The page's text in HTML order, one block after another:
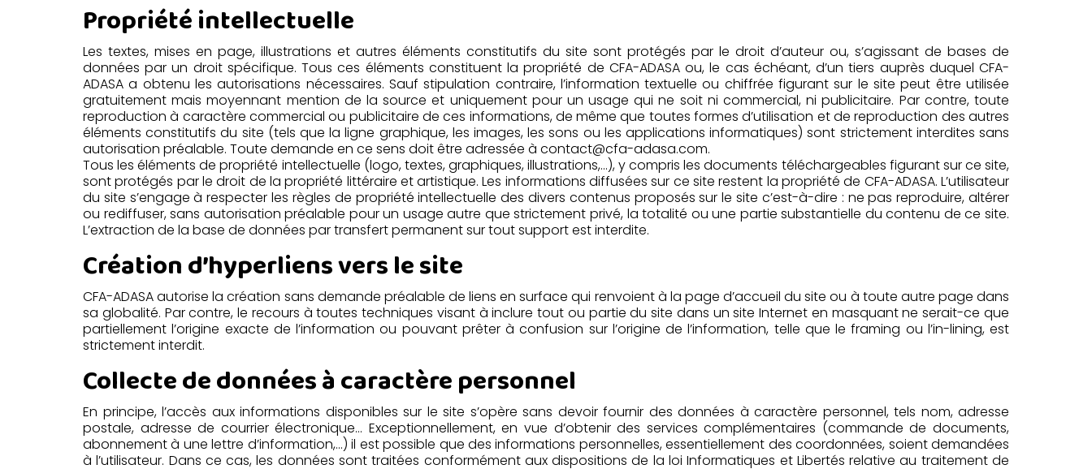
Propriété intellectuelle
Les textes, mises en page, illustrations et autres éléments constitutifs du site sont protégés par le droit d’auteur ou, s’agissant de bases de
données par un droit spécifique. Tous ces éléments constituent la propriété de CFA-ADASA ou, le cas échéant, d’un tiers auprès duquel CFA-
ADASA a obtenu les autorisations nécessaires. Sauf stipulation contraire, l’information textuelle ou chiffrée figurant sur le site peut être utilisée
gratuitement mais moyennant mention de la source et uniquement pour un usage qui ne soit ni commercial, ni publicitaire. Par contre, toute
reproduction à caractère commercial ou publicitaire de ces informations, de même que toutes formes d’utilisation et de reproduction des autres
éléments constitutifs du site (tels que la ligne graphique, les images, les sons ou les applications informatiques) sont strictement interdites sans
autorisation préalable. Toute demande en ce sens doit être adressée à contact@cfa-adasa.com.
Tous les éléments de propriété intellectuelle (logo, textes, graphiques, illustrations,…), y compris les documents téléchargeables figurant sur ce site,
sont protégés par le droit de la propriété littéraire et artistique. Les informations diffusées sur ce site restent la propriété de CFA-ADASA. L’utilisateur
du site s’engage à respecter les règles de propriété intellectuelle des divers contenus proposés sur le site c’est-à-dire : ne pas reproduire, altérer
ou rediffuser, sans autorisation préalable pour un usage autre que strictement privé, la totalité ou une partie substantielle du contenu de ce site.
L’extraction de la base de données par transfert permanent sur tout support est interdite.
Création d’hyperliens vers le site
CFA-ADASA autorise la création sans demande préalable de liens en surface qui renvoient à la page d’accueil du site ou à toute autre page dans
sa globalité. Par contre, le recours à toutes techniques visant à inclure tout ou partie du site dans un site Internet en masquant ne serait-ce que
partiellement l’origine exacte de l’information ou pouvant prêter à confusion sur l’origine de l’information, telle que le framing ou l’in-lining, est
strictement interdit.
Collecte de données à caractère personnel
En principe, l’accès aux informations disponibles sur le site s’opère sans devoir fournir des données à caractère personnel, tels nom, adresse
postale, adresse de courrier électronique… Exceptionnellement, en vue d’obtenir des services complémentaires (commande de documents,
abonnement à une lettre d’information,…) il est possible que des informations personnelles, essentiellement des coordonnées, soient demandées
à l’utilisateur. Dans ce cas, les données sont traitées conformément aux dispositions de la loi Informatiques et Libertés relative au traitement de